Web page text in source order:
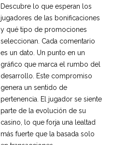
Descubre lo que esperan los
jugadores de las bonificaciones
y qué tipo de promociones
seleccionan. Cada comentario
es un dato. Un punto en un
gráfico que marca el rumbo del
desarrollo. Este compromiso
genera un sentido de
pertenencia. El jugador se siente
parte de la evolución de su
casino, lo que forja una lealtad
más fuerte que la basada solo